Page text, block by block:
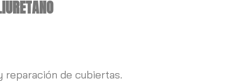
de cubiertas.